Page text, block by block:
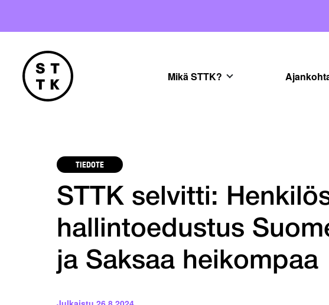
Mikä STTK?
TIEDOTE
STTK selvitti:
hallintoedustus
ja Saksaa heikompaa